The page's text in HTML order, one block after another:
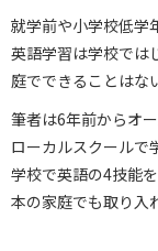
就学前や小学校低学
英語学習は学校では
庭でできることはな
筆者は6年前からオ
ローカルスクールで
学校で英語の4技能
本の家庭でも取り入